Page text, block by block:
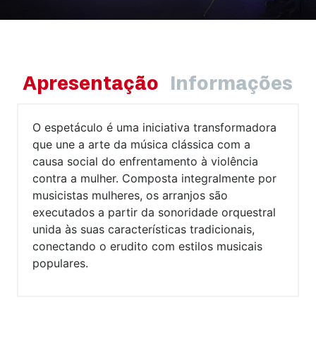
Apresentação Informações
O espetáculo é uma iniciativa transformadora
que une a arte da música clássica com a
causa social do enfrentamento à violência
contra a mulher. Composta integralmente por
musicistas mulheres, os arranjos são
executados a partir da sonoridade orquestral
unida às suas características tradicionais,
conectando o erudito com estilos musicais
populares.